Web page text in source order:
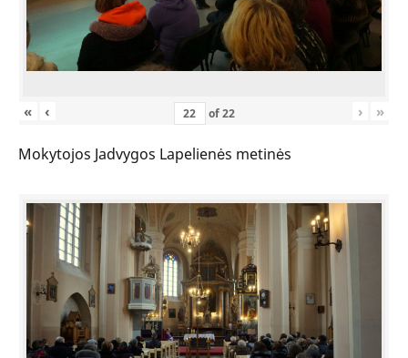
« ‹ of22 › »
Mokytojos Jadvygos Lapelienės metinės